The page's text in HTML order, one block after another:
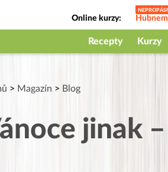
Online kurzy:
Jak na babičky
Recepty Kurzy
> Magazín > Blog
jinak